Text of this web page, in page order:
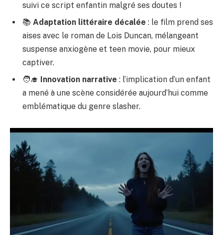
suivi ce script enfantin malgré ses doutes !
📚 Adaptation littéraire décalée : le film prend ses
aises avec le roman de Lois Duncan, mélangeant
suspense anxiogène et teen movie, pour mieux
captiver.
🧑‍🎓
Innovation narrative : l’implication d’un enfant
a mené à une scène considérée aujourd’hui comme
emblématique du genre slasher.